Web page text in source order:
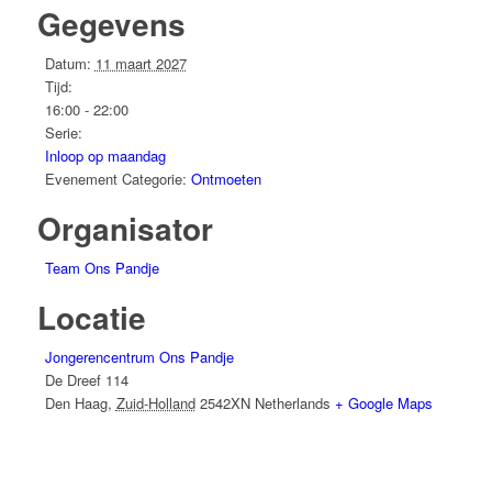
Gegevens
Datum: 11 maart 2027
Tijd:
16:00 - 22:00
Serie:
Inloop op maandag
Evenement Categorie: Ontmoeten
Organisator
Team Ons Pandje
Locatie
Jongerencentrum Ons Pandje
De Dreef 114
Den Haag, Zuid-Holland 2542XN Netherlands + Google Maps